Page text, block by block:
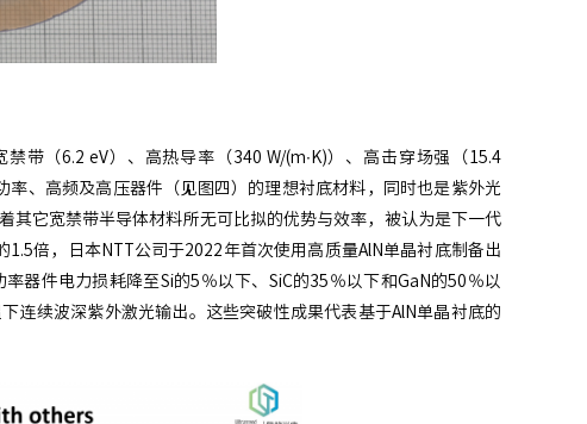
带（6.2 eV）、高热导率（340 W/(m∙K)）、高击穿场强（15.4
、高频及高压器件（见图四）的理想衬底材料，同时也是紫外光
其它宽禁带半导体材料所无可比拟的优势与效率，被认为是下一代
倍，日本NTT公司于2022年首次使用高质量AlN单晶衬底制备出
器件电力损耗降至Si的5％以下、SiC的35％以下和GaN的50％以
连续波深紫外激光输出。这些突破性成果代表基于AlN单晶衬底的